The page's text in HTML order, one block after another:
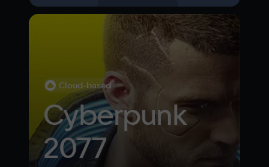
Cloud-based
Cyberpunk
2077